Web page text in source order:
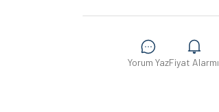
Yorum YazFiyat Alarmı